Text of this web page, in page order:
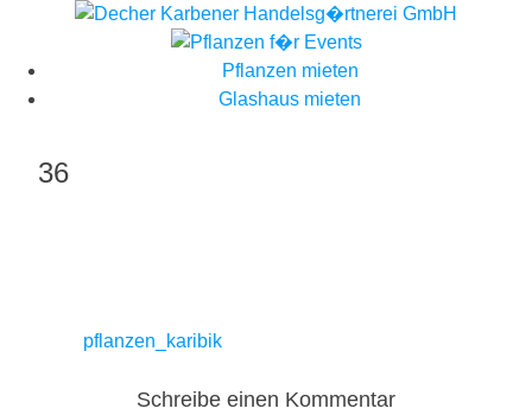
content
Pflanzen mieten
Glashaus mieten
36
Beitragsnavigation
pflanzen_karibik
Schreibe einen Kommentar